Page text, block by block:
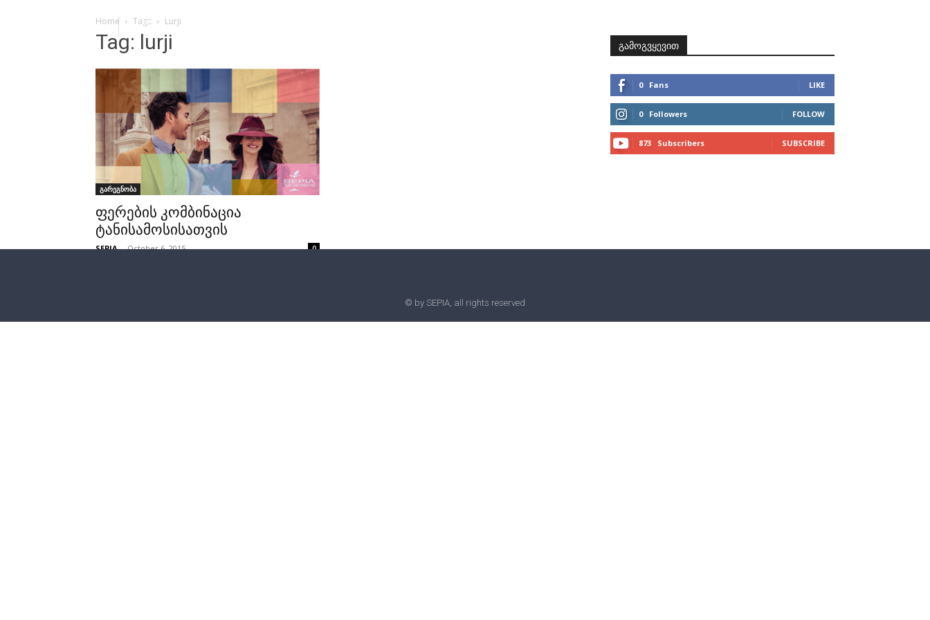
Home Tags Lurji
Tag: lurji
გარეგნობა
ფერების კომბინაცია
ტანისამოსისათვის
SEPIA - October 6, 2015 0
გამოგვყევით
0 Fans LIKE
0 Followers FOLLOW
873 Subscribers SUBSCRIBE
© by SEPIA, all rights reserved